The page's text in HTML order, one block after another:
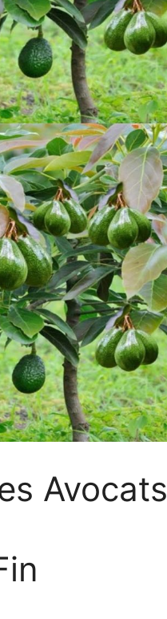
Avocats